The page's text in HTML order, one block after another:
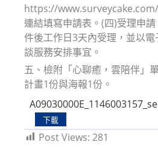
https://
連結填寫申請表。(四)受理申
件後工作日3天內受理，並以
談服務安排事宜。
五、檢附「心聊癒，雲陪伴」
計畫1份與海報1份。
下載
Post Views: 281